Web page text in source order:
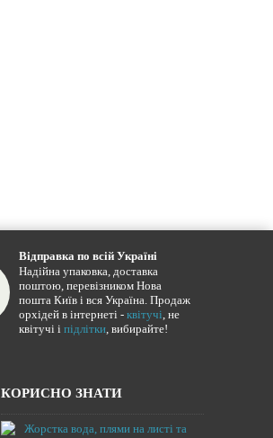
Відправка по всій Україні
Надійна упаковка, доставка
поштою, перевізником Нова
пошта Київ і вся Україна. Продаж
орхідей в інтернеті - квітучі, не
квітучі і підлітки, вибирайте!
КОРИСНО ЗНАТИ